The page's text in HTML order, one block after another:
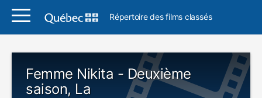
Répertoire des films classés
Femme Nikita - Deuxième
saison, La